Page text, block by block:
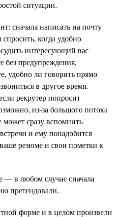
ситуации.
сначала написать на почту
когда удобно
интересующий вас
без предупреждения,
удобно ли говорить прямо
в другое время.
рекрутер попросит
из-за большого потока
может сразу вспомнить
и ему понадобится
резюме и свои пометки к
— в любом случае сначала
претендовали.
форме и в целом произвели